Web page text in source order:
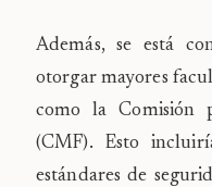
Además, se está
otorgar mayores
como la Comisión
(CMF). Esto
estándares de